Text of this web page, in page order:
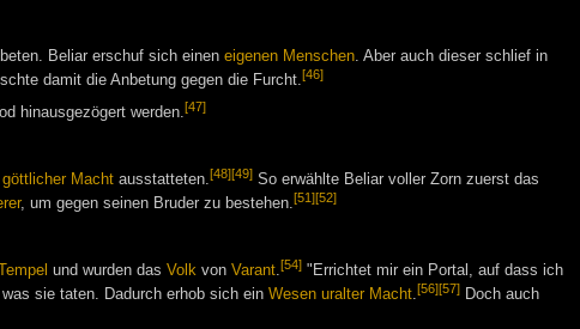
Beliar erschuf sich einen eigenen Menschen. Aber auch dieser schlief in
damit die Anbetung gegen die Furcht.[46]
hinausgezögert werden. [47]
göttlicher Machtausstatteten.[48][49]So erwählte Beliar voller Zorn zuerst das
, um gegen seinen Bruder zu bestehen.[51][52]
und wurden das Volkvon Varant.[54]"Errichtet mir ein Portal, auf dass ich
sie taten. Dadurch erhob sich ein Wesen uralter Macht.[56][57]Doch auch